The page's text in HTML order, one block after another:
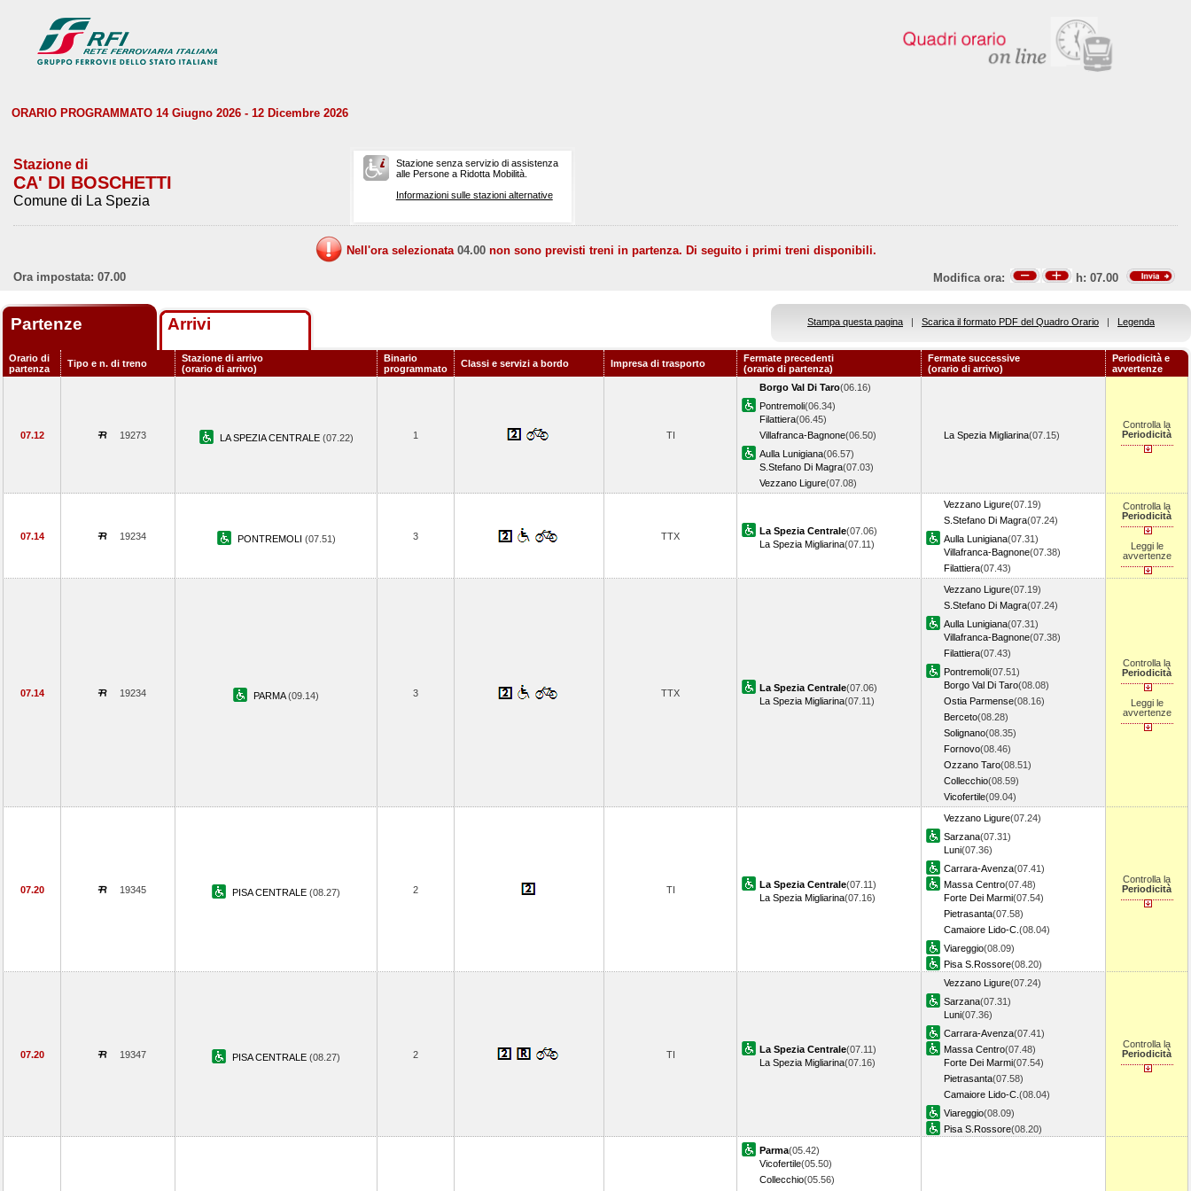
ORARIO PROGRAMMATO 14 Giugno 2026 - 12 Dicembre 2026
Stazione di
CA' DI BOSCHETTI
Comune di La Spezia
Stazione senza servizio di assistenza
alle Persone a Ridotta Mobilità.
Informazioni sulle stazioni alternative
Nell'ora selezionata 04.00 non sono previsti treni in partenza. Di seguito i primi treni disponibili.
Ora impostata: 07.00
Modifica ora: h: 07.00
Partenze Arrivi Stampa questa pagina | Scarica il formato PDF del Quadro Orario | Legenda
Orario di
partenza
Tipo e n. di treno
Stazione di arrivo
(orario di arrivo)
Binario
programmato
Classi e servizi a bordo Impresa di trasporto
Fermate precedenti
(orario di partenza)
Fermate successive
(orario di arrivo)
Periodicità e
avvertenze
07.12 19273 LA SPEZIA CENTRALE (07.22) 1 TI
Borgo Val Di Taro(06.16)
Pontremoli(06.34)
Filattiera(06.45)
Villafranca-Bagnone(06.50)
Aulla Lunigiana(06.57)
S.Stefano Di Magra(07.03)
Vezzano Ligure(07.08)
La Spezia Migliarina(07.15)
Controlla la
Periodicità
07.14 19234 PONTREMOLI (07.51) 3 TTX La Spezia Centrale(07.06)
La Spezia Migliarina(07.11)
Vezzano Ligure(07.19)
S.Stefano Di Magra(07.24)
Aulla Lunigiana(07.31)
Villafranca-Bagnone(07.38)
Filattiera(07.43)
Controlla la
Periodicità
Leggi le
avvertenze
07.14 19234 PARMA(09.14) 3 TTX La Spezia Centrale(07.06)
La Spezia Migliarina(07.11)
Vezzano Ligure(07.19)
S.Stefano Di Magra(07.24)
Aulla Lunigiana(07.31)
Villafranca-Bagnone(07.38)
Filattiera(07.43)
Pontremoli(07.51)
Borgo Val Di Taro(08.08)
Ostia Parmense(08.16)
Berceto(08.28)
Solignano(08.35)
Fornovo(08.46)
Ozzano Taro(08.51)
Collecchio(08.59)
Vicofertile(09.04)
Controlla la
Periodicità
Leggi le
avvertenze
07.20 19345 PISA CENTRALE (08.27) 2 TI La Spezia Centrale(07.11)
La Spezia Migliarina(07.16)
Vezzano Ligure(07.24)
Sarzana(07.31)
Luni(07.36)
Carrara-Avenza(07.41)
Massa Centro(07.48)
Forte Dei Marmi(07.54)
Pietrasanta(07.58)
Camaiore Lido-C. (08.04)
Viareggio(08.09)
Pisa S.Rossore(08.20)
Controlla la
Periodicità
07.20 19347 PISA CENTRALE (08.27) 2 TI La Spezia Centrale(07.11)
La Spezia Migliarina(07.16)
Vezzano Ligure(07.24)
Sarzana(07.31)
Luni(07.36)
Carrara-Avenza(07.41)
Massa Centro(07.48)
Forte Dei Marmi(07.54)
Pietrasanta(07.58)
Camaiore Lido-C. (08.04)
Viareggio(08.09)
Pisa S.Rossore(08.20)
Controlla la
Periodicità
Parma(05.42)
Vicofertile(05.50)
Collecchio(05.56)